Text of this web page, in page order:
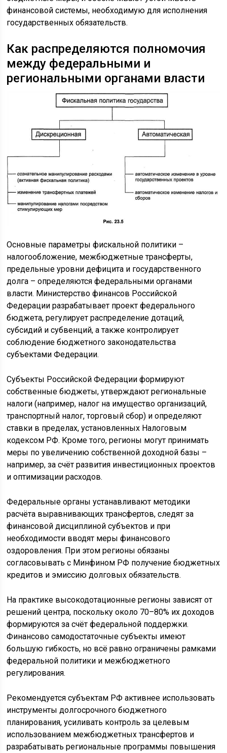
финансовой системы, необходимую для исполнения
государственных обязательств.
Как распределяются полномочия
между федеральными и
региональными органами власти
Основные параметры фискальной политики –
налогообложение, межбюджетные трансферты,
предельные уровни дефицита и государственного
долга – определяются федеральными органами
власти. Министерство финансов Российской
Федерации разрабатывает проект федерального
бюджета, регулирует распределение дотаций,
субсидий и субвенций, а также контролирует
соблюдение бюджетного законодательства
субъектами Федерации.
Субъекты Российской Федерации формируют
собственные бюджеты, утверждают региональные
налоги (например, налог на имущество организаций,
транспортный налог, торговый сбор) и определяют
ставки в пределах, установленных Налоговым
кодексом РФ. Кроме того, регионы могут принимать
меры по увеличению собственной доходной базы –
например, за счёт развития инвестиционных проектов
и оптимизации расходов.
Федеральные органы устанавливают методики
расчёта выравнивающих трансфертов, следят за
финансовой дисциплиной субъектов и при
необходимости вводят меры финансового
оздоровления. При этом регионы обязаны
согласовывать с Минфином РФ получение бюджетных
кредитов и эмиссию долговых обязательств.
На практике высокодотационные регионы зависят от
решений центра, поскольку около 70–80% их доходов
формируются за счёт федеральной поддержки.
Финансово самодостаточные субъекты имеют
большую гибкость, но всё равно ограничены рамками
федеральной политики и межбюджетного
регулирования.
Рекомендуется субъектам РФ активнее использовать
инструменты долгосрочного бюджетного
планирования, усиливать контроль за целевым
использованием межбюджетных трансфертов и
разрабатывать региональные программы повышения